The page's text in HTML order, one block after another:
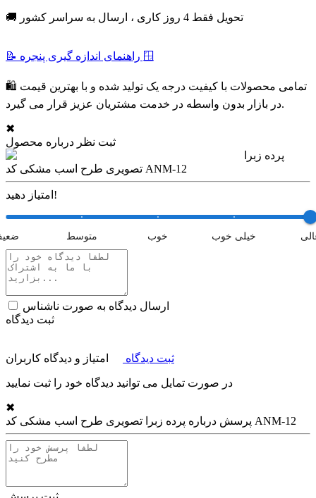
🚚 تحویل فقط 4 روز کاری ، ارسال به سراسر کشور
📝 راهنمای اندازه گیری پنجره 🪟
🛍 تمامی محصولات با کیفیت درجه یک تولید شده و با بهترین قیمت
در بازار بدون واسطه در خدمت مشتریان عزیز قرار می گیرد.
✖
ثبت نظر درباره محصول
پرده زبرا
تصویری طرح اسب مشکی کد ANM-12
امتیاز دهید!
متوسط خوب خیلی خوب
ارسال دیدگاه به صورت ناشناس
ثبت دیدگاه
ثبت دیدگاه امتیاز و دیدگاه کاربران
در صورت تمایل می توانید دیدگاه خود را ثبت نمایید
✖
پرسش درباره پرده زبرا تصویری طرح اسب مشکی کد ANM-12